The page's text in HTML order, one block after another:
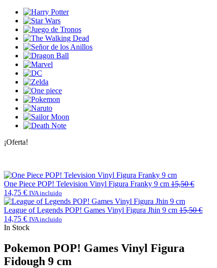
¡Oferta!
One Piece POP! Television Vinyl Figura Franky 9 cm 15,50€
14,75 € IVA incluido
League of Legends POP! Games Vinyl Figura Jhin 9 cm 15,50€
14,75 € IVA incluido
In Stock
Pokemon POP! Games Vinyl Figura
Fidough 9 cm